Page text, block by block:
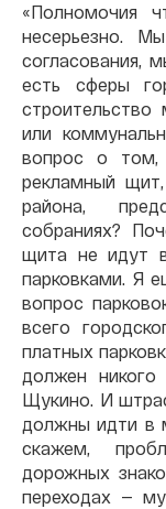
«Полномочия
несерьезно.
согласования,
есть сферы
строительство
или
вопрос о том,
рекламный
района,
собраниях?
щита не идут
парковками. Я
вопрос
всего
платных
должен никого
Щукино. И
должны идти в
скажем,
дорожных
переходах —